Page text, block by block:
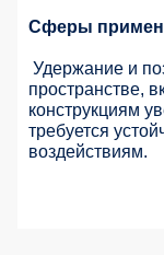
Сферы
Удержание и
пространстве,
конструкциям
требуется
воздействиям.